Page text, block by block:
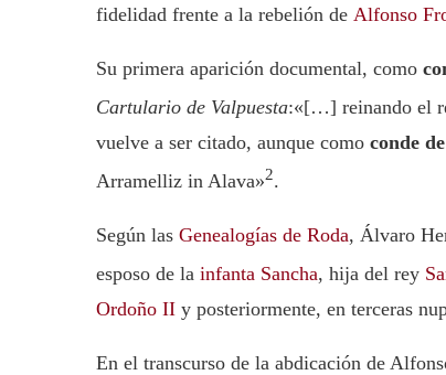
fidelidad frente a la rebelión de Alfonso
Su primera aparición documental, como
Cartulario de Valpuesta:«[…] reinando el
vuelve a ser citado, aunque como conde
Arramelliz in Alava»2.
Según las Genealogías de Roda, Álvaro
esposo de la infanta Sancha, hija del rey
Ordoño II y posteriormente, en terceras
En el transcurso de la abdicación de